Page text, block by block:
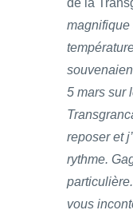
de la
magnifique
5 mars sur
reposer et
rythme.
vous